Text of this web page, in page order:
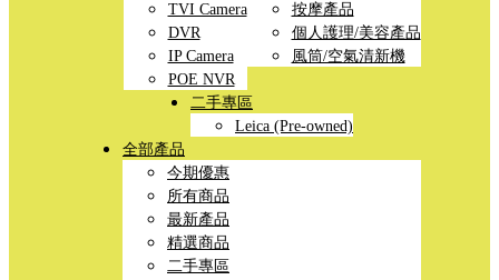
TVI Camera
DVR
IP Camera
POE NVR
按摩產品
個人護理/美容產品
風筒/空氣清新機
二手專區
Leica (Pre-owned)
全部產品
今期優惠
所有商品
最新產品
精選商品
二手專區